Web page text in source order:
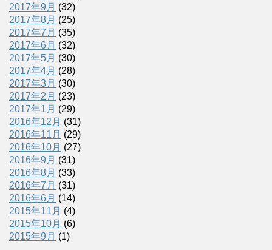
2017年9月 (32)
2017年8月 (25)
2017年7月 (35)
2017年6月 (32)
2017年5月 (30)
2017年4月 (28)
2017年3月 (30)
2017年2月 (23)
2017年1月 (29)
2016年12月 (31)
2016年11月 (29)
2016年10月 (27)
2016年9月 (31)
2016年8月 (33)
2016年7月 (31)
2016年6月 (14)
2015年11月 (4)
2015年10月 (6)
2015年9月 (1)